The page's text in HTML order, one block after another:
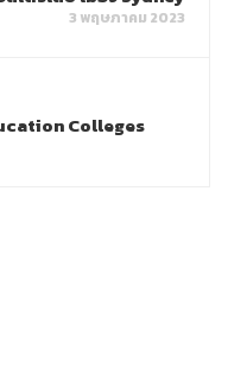
3 พฤษภาคม 2023
Colleges